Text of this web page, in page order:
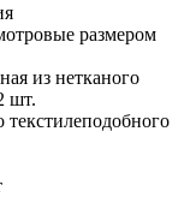
размером
из нетканого